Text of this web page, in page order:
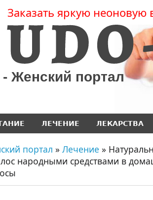
Заказать яркую неоновую
Женский портал
ЛЕЧЕНИЕ ЛЕКАРСТВА
портал » Лечение »
народными средствами в